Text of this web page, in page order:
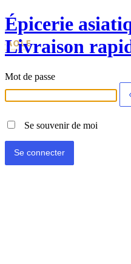
Épicerie
Livraison
Mot de passe
Se souvenir de moi